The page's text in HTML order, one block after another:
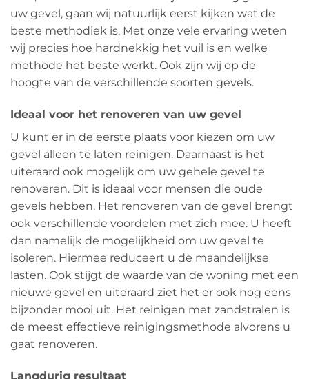
uw gevel, gaan wij natuurlijk eerst kijken wat de
beste methodiek is. Met onze vele ervaring weten
wij precies hoe hardnekkig het vuil is en welke
methode het beste werkt. Ook zijn wij op de
hoogte van de verschillende soorten gevels.
Ideaal voor het renoveren van uw gevel
U kunt er in de eerste plaats voor kiezen om uw
gevel alleen te laten reinigen. Daarnaast is het
uiteraard ook mogelijk om uw gehele gevel te
renoveren. Dit is ideaal voor mensen die oude
gevels hebben. Het renoveren van de gevel brengt
ook verschillende voordelen met zich mee. U heeft
dan namelijk de mogelijkheid om uw gevel te
isoleren. Hiermee reduceert u de maandelijkse
lasten. Ook stijgt de waarde van de woning met een
nieuwe gevel en uiteraard ziet het er ook nog eens
bijzonder mooi uit. Het reinigen met zandstralen is
de meest effectieve reinigingsmethode alvorens u
gaat renoveren.
Langdurig resultaat